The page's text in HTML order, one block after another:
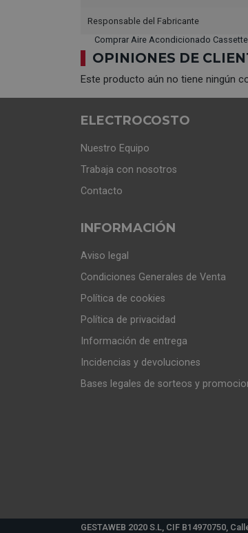
Responsable del Fabricante
Comprar Aire Acondicionado Cassette
OPINIONES DE
Este producto aún no tiene ningún
ELECTROCOSTO
Nuestro Equipo
Trabaja con nosotros
Contacto
INFORMACIÓN
Aviso legal
Condiciones Generales de Venta
Política de cookies
Política de privacidad
Información de entrega
Incidencias y devoluciones
Bases legales de sorteos y
GESTAWEB 2020 S.L, CIF B14970750,